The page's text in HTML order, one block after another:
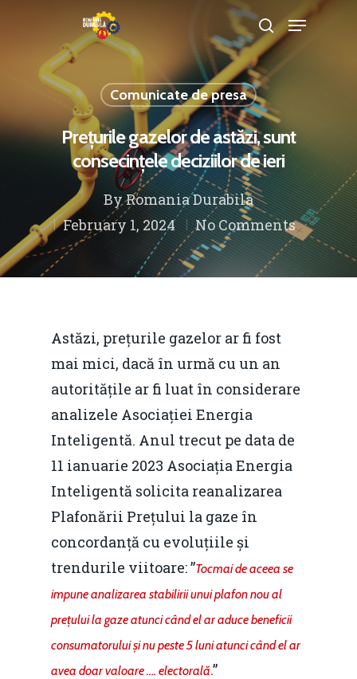
Hit enter to search or ESC to close
Comunicate de presa
Prețurile gazelor de astăzi, sunt
consecințele deciziilor de ieri
ByRomania Durabila
February 1, 2024
No Comments
Astăzi, prețurile gazelor ar fi fost
mai mici, dacă în urmă cu un an
autoritățile ar fi luat în considerare
analizele Asociației Energia
Inteligentă. Anul trecut pe data de
11 ianuarie 2023 Asociația Energia
Inteligentă solicita reanalizarea
Plafonării Prețului la gaze în
concordanță cu evoluțiile și
trendurile viitoare: ”Tocmai de aceea se
impune analizarea stabilirii unui plafon nou al
prețului la gaze atunci când el ar aduce beneficii
consumatorului și nu peste 5 luni atunci când el ar
avea doar valoare …. electorală.”